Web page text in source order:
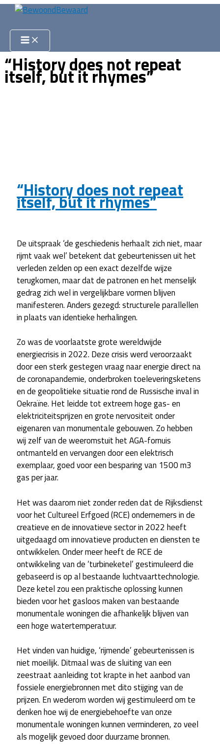
de
inhoud
“History does not repeat
itself, but it rhymes”
“History does not repeat
itself, but it rhymes”
De uitspraak ‘de geschiedenis herhaalt zich niet, maar
rijmt vaak wel’ betekent dat gebeurtenissen uit het
verleden zelden op een exact dezelfde wijze
terugkomen, maar dat de patronen en het menselijk
gedrag zich wel in vergelijkbare vormen blijven
manifesteren. Anders gezegd: structurele parallellen
in plaats van identieke herhalingen.
Zo was de voorlaatste grote wereldwijde
energiecrisis in 2022. Deze crisis werd veroorzaakt
door een sterk gestegen vraag naar energie direct na
de coronapandemie, onderbroken toeleveringsketens
en de geopolitieke situatie rond de Russische inval in
Oekraïne. Het leidde tot extreem hoge gas- en
elektriciteitsprijzen en grote nervositeit onder
eigenaren van monumentale gebouwen. Zo hebben
wij zelf van de weeromstuit het AGA-fornuis
ontmanteld en vervangen door een elektrisch
exemplaar, goed voor een besparing van 1500 m3
gas per jaar.
Het was daarom niet zonder reden dat de Rijksdienst
voor het Cultureel Erfgoed (RCE) ondernemers in de
creatieve en de innovatieve sector in 2022 heeft
uitgedaagd om innovatieve producten en diensten te
ontwikkelen. Onder meer heeft de RCE de
ontwikkeling van de ‘turbineketel’ gestimuleerd die
gebaseerd is op al bestaande luchtvaarttechnologie.
Deze ketel zou een praktische oplossing kunnen
bieden voor het gasloos maken van bestaande
monumentale woningen die afhankelijk blijven van
een hoge watertemperatuur.
Het vinden van huidige, ‘rijmende’ gebeurtenissen is
niet moeilijk. Ditmaal was de sluiting van een
zeestraat aanleiding tot krapte in het aanbod van
fossiele energiebronnen met dito stijging van de
prijzen. En wederom worden wij gestimuleerd om te
denken hoe wij de energiebehoefte van onze
monumentale woningen kunnen verminderen, zo veel
als mogelijk gevoed door duurzame bronnen.